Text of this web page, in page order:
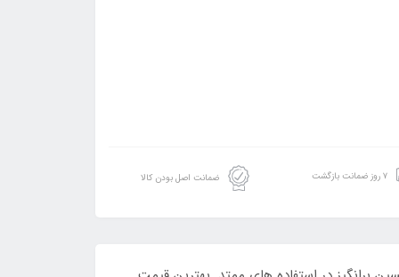
۷ روز ضمانت بازگشت ضمانت اصل بودن کالا